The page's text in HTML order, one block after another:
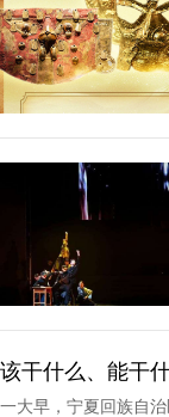
该干什么、能干
一大早，宁夏回族自